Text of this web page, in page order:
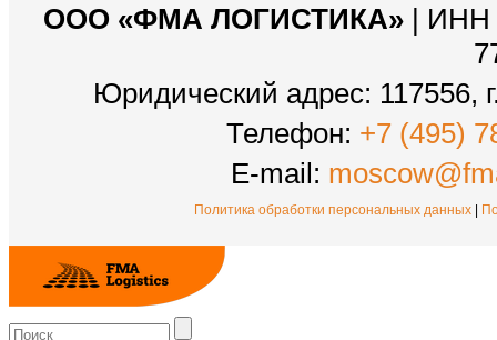
ООО «ФМА ЛОГИСТИКА» | ИНН
Юридический адрес: 117556,
Телефон: +7 (495)
E-mail:
Политика обработки персональных данных |